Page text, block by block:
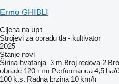
Ermo GHIBLI
Cijena na upit
Strojevi za obradu tla - kultivator
2025
Stanje novi
Širina hvatanja 3 m Broj redova 2
obrade 120 mm Performanca 4,5 ha/
100 k.s. Radna brzina 10 km/h